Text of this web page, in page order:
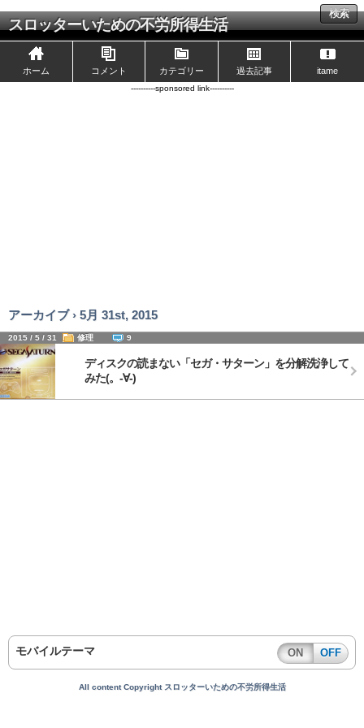
スロッターいための不労所得生活
検索
ホーム コメント カテゴリー 過去記事 itame
----------sponsored link----------
アーカイブ › 5月 31st, 2015
2015 / 5 / 31 修理 9
ディスクの読まない「セガ・サターン」を分解洗浄して
みた(。-∀-)
モバイルテーマ ON OFF
All content Copyright スロッターいための不労所得生活